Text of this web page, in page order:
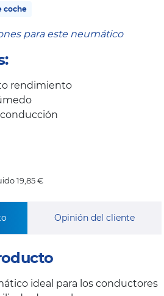
coche
para este neumático
rendimiento
19,85 €
Opinión del cliente
ideal para los conductores